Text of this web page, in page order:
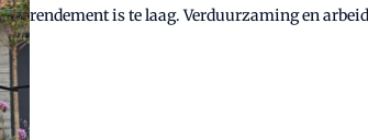
rendement is te laag. Verduurzaming en arbeidstekorten zijn